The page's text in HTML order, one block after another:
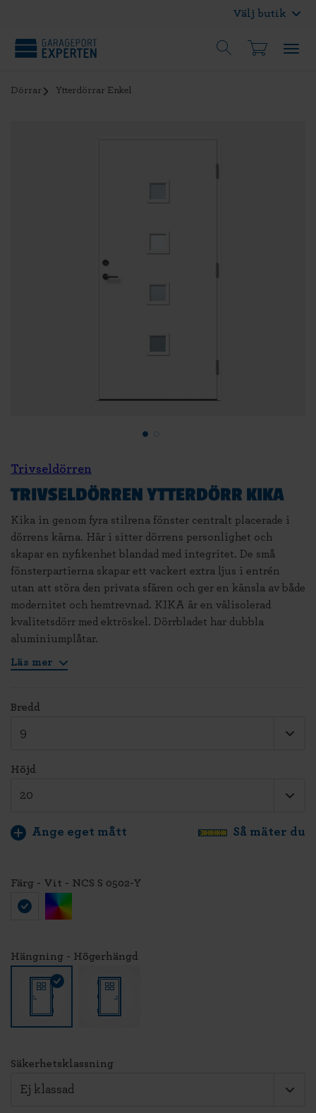
Välj butik
Dörrar Ytterdörrar Enkel
Trivseldörren
TRIVSELDÖRREN YTTERDÖRR KIKA
Kika in genom fyra stilrena fönster centralt placerade i
dörrens kärna. Här i sitter dörrens personlighet och
skapar en nyfikenhet blandad med integritet. De små
fönsterpartierna skapar ett vackert extra ljus i entrén
utan att störa den privata sfären och ger en känsla av både
modernitet och hemtrevnad. KIKA är en välisolerad
kvalitetsdörr med ektröskel. Dörrbladet har dubbla
aluminiumplåtar.
Läs mer
Bredd
Höjd
Ange eget mått Så mäter du
Färg - Vit - NCS S 0502-Y
Hängning - Högerhängd
Säkerhetsklassning